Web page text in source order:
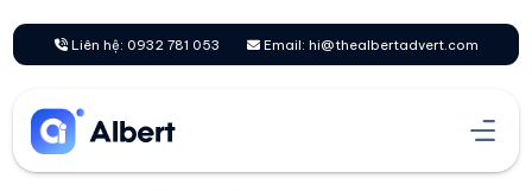
nội
dung
Liên hệ: 0932 781 053 Email: hi@thealbertadvert.com